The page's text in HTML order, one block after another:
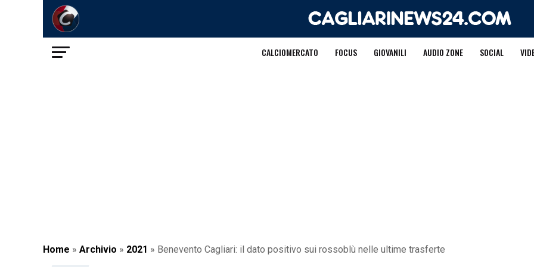
CALCIOMERCATO FOCUS GIOVANILI AUDIO ZONE SOCIAL
Home » Archivio » 2021 » Benevento Cagliari: il dato positivo sui rossoblù nelle ultime trasferte